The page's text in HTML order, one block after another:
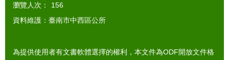
瀏覽人次：
156
資料維護：臺南市中西區公所
為提供使用者有文書軟體選擇的權利，本文件為ODF開放文件格